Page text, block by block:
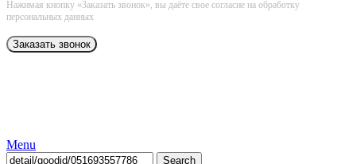
Нажимая кнопку «Заказать звонок», вы даёте свое согласие на обработку
персональных данных
Menu
Search